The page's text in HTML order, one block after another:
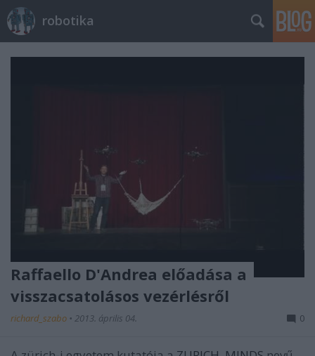
robotika
Raffaello D'Andrea előadása a
visszacsatolásos vezérlésről
richard_szabo • 2013. április 04. 0